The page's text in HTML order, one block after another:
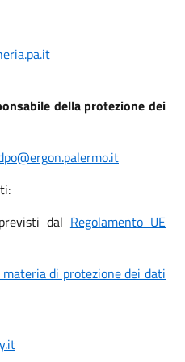
della protezione dei
dal Regolamento UE
di protezione dei dati